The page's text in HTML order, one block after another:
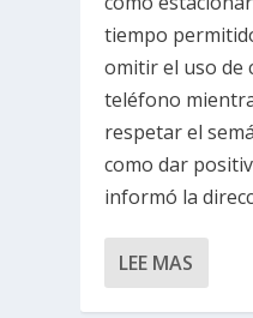
tiempo
omitir el uso de
teléfono
respetar el
como dar
informó la
LEE MAS